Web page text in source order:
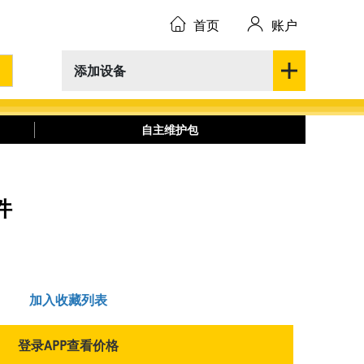
添加设备
首页 账户
自主维护包
加入收藏列表
登录APP查看价格